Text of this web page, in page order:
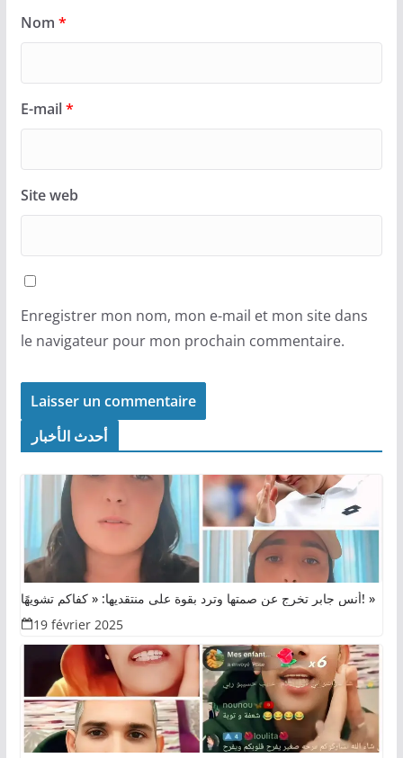
Nom *
E-mail*
Site web
Enregistrer mon nom, mon e-mail et mon site dans
le navigateur pour mon prochain commentaire.
أحدث الأخبار
أنس جابر تخرج عن صمتها وترد بقوة على منتقديها: « كفاكم تشويهًا! »
19 février 2025